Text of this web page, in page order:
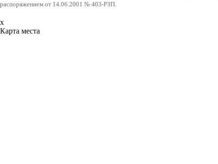
распоряжением от 14.06.2001 № 403-РЗП.
x
Карта места